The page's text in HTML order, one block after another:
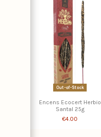
Out-of-Stock
Encens Ecocert Herbio
Santal 25g
€4.00